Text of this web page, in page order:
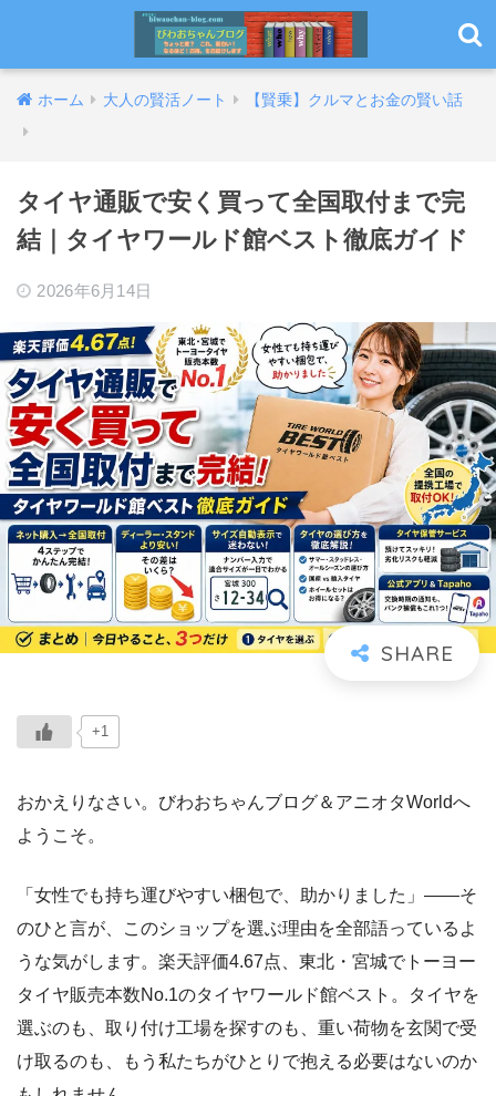
ホーム 大人の賢活ノート 【賢乗】クルマとお金の賢い話
タイヤ通販で安く買って全国取付まで完
結｜タイヤワールド館ベスト徹底ガイド
2026年6月14日
+1
おかえりなさい。びわおちゃんブログ＆アニオタWorldへ
ようこそ。
「女性でも持ち運びやすい梱包で、助かりました」――そ
のひと言が、このショップを選ぶ理由を全部語っているよ
うな気がします。楽天評価4.67点、東北・宮城でトーヨー
タイヤ販売本数No.1のタイヤワールド館ベスト。タイヤを
選ぶのも、取り付け工場を探すのも、重い荷物を玄関で受
け取るのも、もう私たちがひとりで抱える必要はないのか